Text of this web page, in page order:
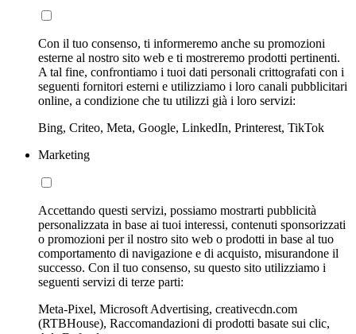
Con il tuo consenso, ti informeremo anche su promozioni
esterne al nostro sito web e ti mostreremo prodotti pertinenti.
A tal fine, confrontiamo i tuoi dati personali crittografati con i
seguenti fornitori esterni e utilizziamo i loro canali pubblicitari
online, a condizione che tu utilizzi già i loro servizi:
Bing, Criteo, Meta, Google, LinkedIn, Printerest, TikTok
Marketing
Accettando questi servizi, possiamo mostrarti pubblicità
personalizzata in base ai tuoi interessi, contenuti sponsorizzati
o promozioni per il nostro sito web o prodotti in base al tuo
comportamento di navigazione e di acquisto, misurandone il
successo. Con il tuo consenso, su questo sito utilizziamo i
seguenti servizi di terze parti:
Meta-Pixel, Microsoft Advertising, creativecdn.com
(RTBHouse), Raccomandazioni di prodotti basate sui clic,